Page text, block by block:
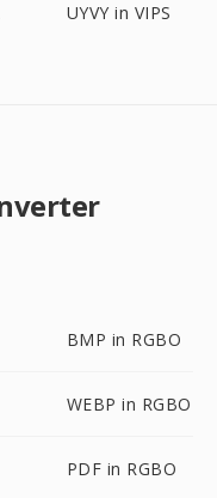
UYVY in VIPS
BMP in RGBO
WEBP in RGBO
PDF in RGBO